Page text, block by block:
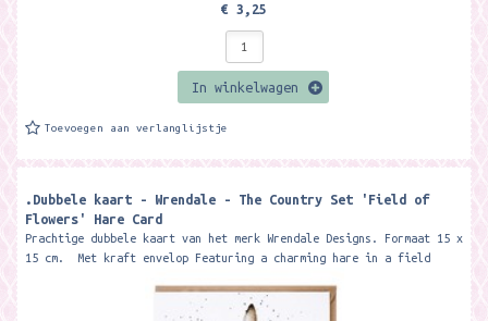
€ 3,25
In winkelwagen
Toevoegen aan verlanglijstje
.Dubbele kaart - Wrendale - The Country Set 'Field of
Flowers' Hare Card
Prachtige dubbele kaart van het merk Wrendale Designs. Formaat 15 x
15 cm. Met kraft envelop Featuring a charming hare in a field